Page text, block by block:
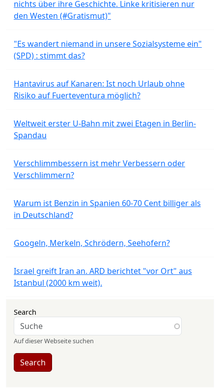
nichts über ihre Geschichte. Linke kritisieren nur
den Westen (#Gratismut)"
"Es wandert niemand in unsere Sozialsysteme ein"
(SPD) : stimmt das?
Hantavirus auf Kanaren: Ist noch Urlaub ohne
Risiko auf Fuerteventura möglich?
Weltweit erster U-Bahn mit zwei Etagen in Berlin-
Spandau
Verschlimmbessern ist mehr Verbessern oder
Verschlimmern?
Warum ist Benzin in Spanien 60-70 Cent billiger als
in Deutschland?
Googeln, Merkeln, Schrödern, Seehofern?
Israel greift Iran an. ARD berichtet "vor Ort" aus
Istanbul (2000 km weit).
Search
Auf dieser Webseite suchen
Search